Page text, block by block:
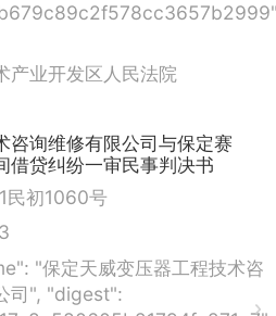
产业开发区人民法院
咨询维修有限公司与保定赛
借贷纠纷一审民事判决书
民初1060号
"保定天威变压器工程技术咨
司", "digest":